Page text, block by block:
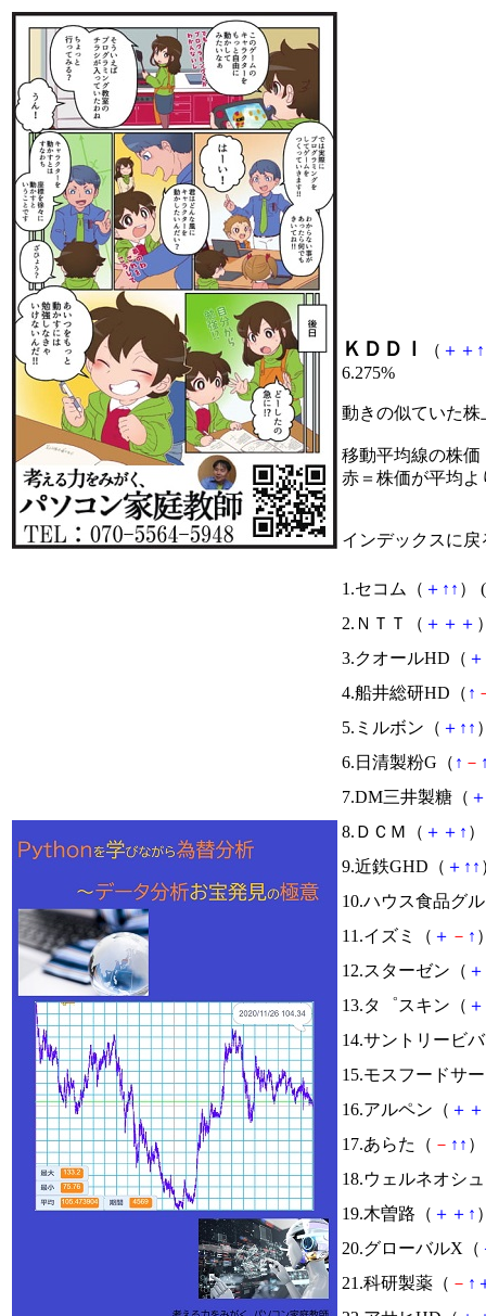
ＫＤＤＩ （ ＋ ＋ ↑
6.275%
動きの似ていた
移動平均線の株価
赤＝株価が平均
インデックスに戻
1.セコム（ ＋ ↑ ↑ ） (
2.ＮＴＴ（ ＋ ＋ ＋
3.クオールHD（ ＋
4.船井総研HD（ ↑
5.ミルボン（ ＋ ↑ ↑
6.日清製粉G（ ↑ －
7.DM三井製糖（ ＋
8.ＤＣＭ（ ＋ ＋ ↑
9.近鉄GHD（ ＋ ↑ ↑
10.ハウス食品グ
11.イズミ（ ＋ － ↑
12.スターゼン（ ＋
13.タ゜スキン（ ＋
14.サントリービ
15.モスフードサ
16.アルペン（ ＋ ＋
17.あらた（ － ↑ ↑
18.ウェルネオシ
19.木曽路（ ＋ ＋ ↑
20.グローバルX（
21.科研製薬（ － ↑